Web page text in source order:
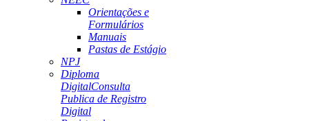
Orientações e
Formulários
Manuais
Pastas de Estágio
NPJ
Diploma
DigitalConsulta
Publica de Registro
Digital